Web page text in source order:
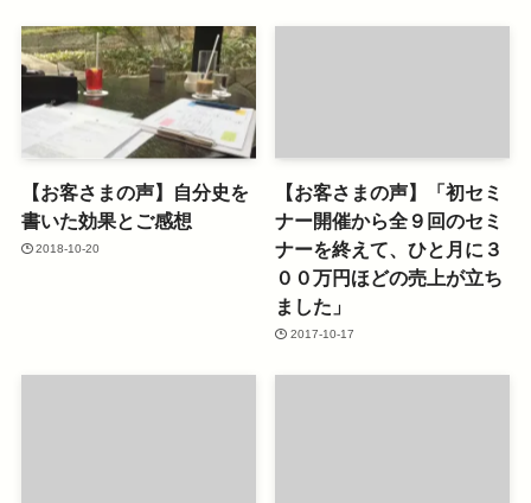
【お客さまの声】自分史を
書いた効果とご感想
2018-10-20
【お客さまの声】「初セミ
ナー開催から全９回のセミ
ナーを終えて、ひと月に３
００万円ほどの売上が立ち
ました」
2017-10-17